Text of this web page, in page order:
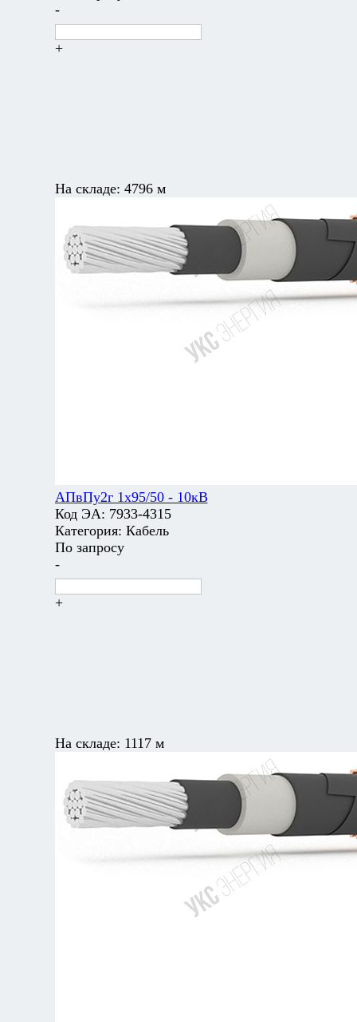
-
+
На складе: 4796 м
АПвПу2г 1х95/50 - 10кВ
Код ЭА: 7933-4315
Категория: Кабель
По запросу
-
+
На складе: 1117 м